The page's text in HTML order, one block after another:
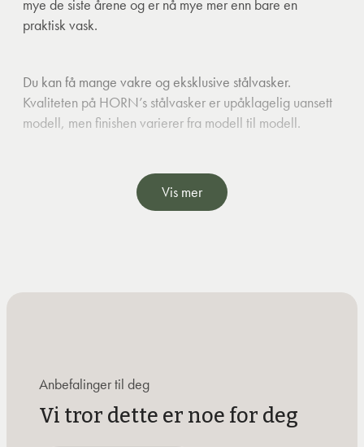
mye de siste årene og er nå mye mer enn bare en
praktisk vask.
Du kan få mange vakre og eksklusive stålvasker.
Kvaliteten på HORN’s stålvasker er upåklagelig uansett
modell, men finishen varierer fra modell til modell.
MERK: Stålvasker vil ha mindre riper i overflaten når de
brukes. Disse er kun av visuell betydning.
Vis mer
Anbefalinger til deg
Vi tror dette er noe for deg